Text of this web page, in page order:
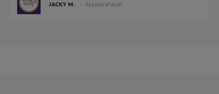
JACKY M. il y a plus d'un an